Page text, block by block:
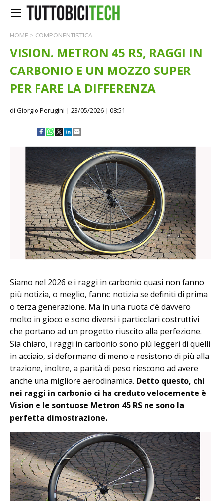
HOME > COMPONENTISTICA
VISION. METRON 45 RS, RAGGI IN
CARBONIO E UN MOZZO SUPER
PER FARE LA DIFFERENZA
di Giorgio Perugini | 23/05/2026 | 08:51
Siamo nel 2026 e i raggi in carbonio quasi non fanno
più notizia, o meglio, fanno notizia se definiti di prima
o terza generazione. Ma in una ruota c’è davvero
molto in gioco e sono diversi i particolari costruttivi
che portano ad un progetto riuscito alla perfezione.
Sia chiaro, i raggi in carbonio sono più leggeri di quelli
in acciaio, si deformano di meno e resistono di più alla
trazione, inoltre, a parità di peso riescono ad avere
anche una migliore aerodinamica. Detto questo, chi
nei raggi in carbonio ci ha creduto velocemente è
Vision e le sontuose Metron 45 RS ne sono la
perfetta dimostrazione.